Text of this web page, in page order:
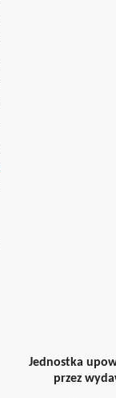
Jednostka
przez